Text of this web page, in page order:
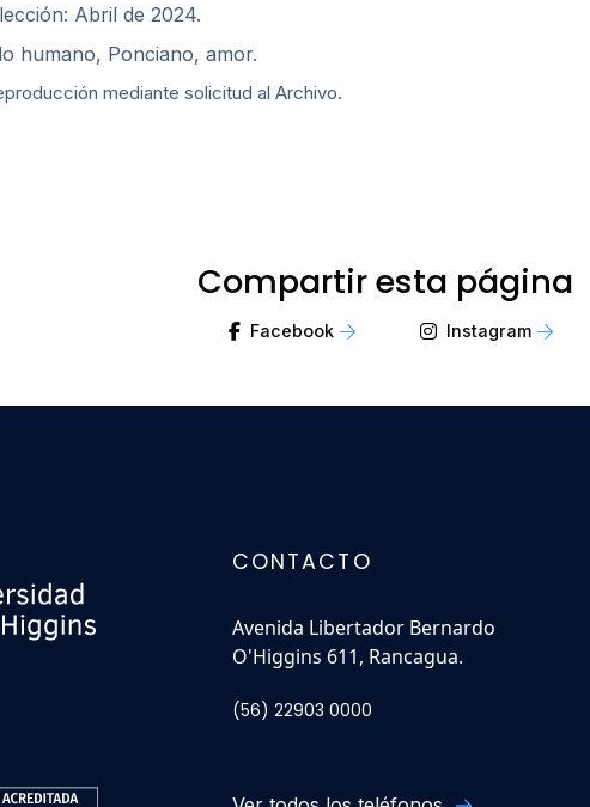
Abril de 2024.
humano, Ponciano, amor.
mediante solicitud al Archivo.
Compartir esta página
Facebook Instagram
CONTACTO
Avenida Libertador Bernardo
O'Higgins 611, Rancagua.
(56) 22903 0000